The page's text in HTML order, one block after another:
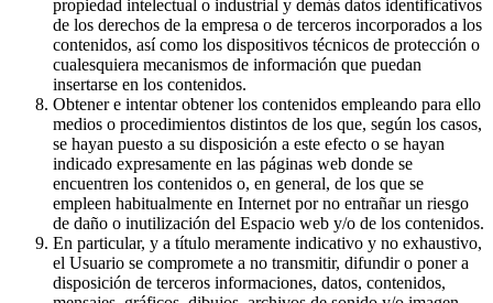
propiedad intelectual o industrial y demás datos identificativos
de los derechos de la empresa o de terceros incorporados a los
contenidos, así como los dispositivos técnicos de protección o
cualesquiera mecanismos de información que puedan
insertarse en los contenidos.
Obtener e intentar obtener los contenidos empleando para ello
medios o procedimientos distintos de los que, según los casos,
se hayan puesto a su disposición a este efecto o se hayan
indicado expresamente en las páginas web donde se
encuentren los contenidos o, en general, de los que se
empleen habitualmente en Internet por no entrañar un riesgo
de daño o inutilización del Espacio web y/o de los contenidos.
En particular, y a título meramente indicativo y no exhaustivo,
el Usuario se compromete a no transmitir, difundir o poner a
disposición de terceros informaciones, datos, contenidos,